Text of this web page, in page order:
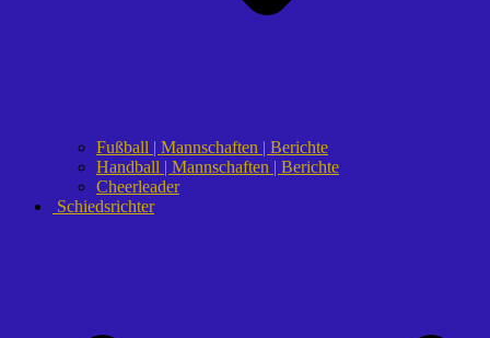
Fußball | Mannschaften | Berichte
Handball | Mannschaften | Berichte
Cheerleader
Schiedsrichter